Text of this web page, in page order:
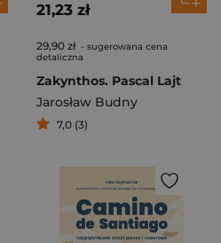
21,23 zł
29,90 zł - sugerowana cena
detaliczna
Zakynthos. Pascal Lajt
Jarosław Budny
7,0 (3)